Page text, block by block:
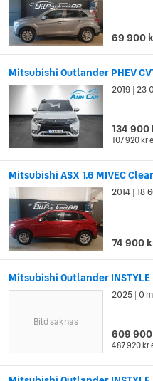
69 900
Mitsubishi Outlander PHEV
2019 23
134 900
107 920 kr
Mitsubishi ASX 1.6 MIVEC
2014 18
74 900
Mitsubishi Outlander INSTYLE
2025 0
609
487 920 kr
Bild saknas